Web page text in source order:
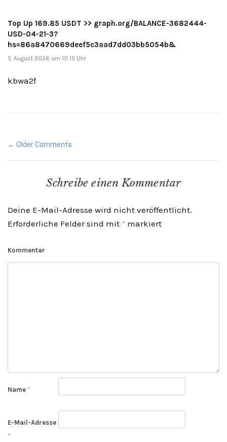
Top Up 169.85 USDT >> graph.org/BALANCE-3682444-
USD-04-21-3?
hs=86a8470669deef5c3aad7dd03bb5054b&
5. August 2026 um 10:15 Uhr
kbwa2f
Comment
navigation
← Older Comments
Schreibe einen Kommentar
Deine E-Mail-Adresse wird nicht veröffentlicht.
Erforderliche Felder sind mit * markiert
Kommentar
Name *
E-Mail-Adresse
*